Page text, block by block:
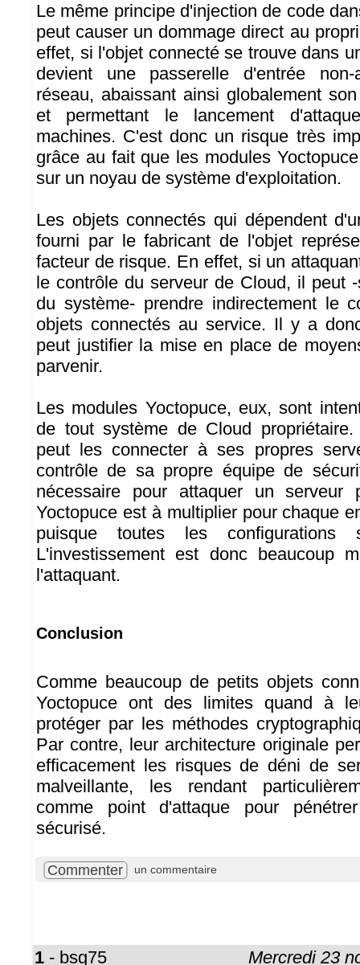
Le même principe d'injection de code
peut causer un dommage direct au
effet, si l'objet connecté se trouve dans
devient une passerelle d'entrée
réseau, abaissant ainsi globalement
et permettant le lancement
machines. C'est donc un risque très
grâce au fait que les modules
sur un noyau de système d'exploitation.
Les objets connectés qui dépendent
fourni par le fabricant de l'objet
facteur de risque. En effet, si un
le contrôle du serveur de Cloud, il peut
du système- prendre indirectement le
objets connectés au service. Il y a
peut justifier la mise en place de
parvenir.
Les modules Yoctopuce, eux, sont
de tout système de Cloud propriétaire.
peut les connecter à ses propres
contrôle de sa propre équipe de
nécessaire pour attaquer un serveur
Yoctopuce est à multiplier pour chaque
puisque toutes les configurations
L'investissement est donc beaucoup
l'attaquant.
Conclusion
Comme beaucoup de petits objets
Yoctopuce ont des limites quand à
protéger par les méthodes
Par contre, leur architecture originale
efficacement les risques de déni de
malveillante, les rendant
comme point d'attaque pour
sécurisé.
Commenter un commentaire
1 - bsg75 Mercredi 23